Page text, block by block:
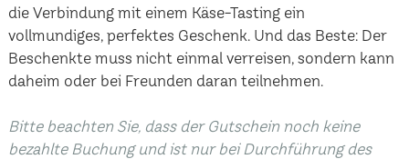
die Verbindung mit einem Käse-Tasting ein
vollmundiges, perfektes Geschenk. Und das Beste: Der
Beschenkte muss nicht einmal verreisen, sondern kann
daheim oder bei Freunden daran teilnehmen.
Bitte beachten Sie, dass der Gutschein noch keine
bezahlte Buchung und ist nur bei Durchführung des